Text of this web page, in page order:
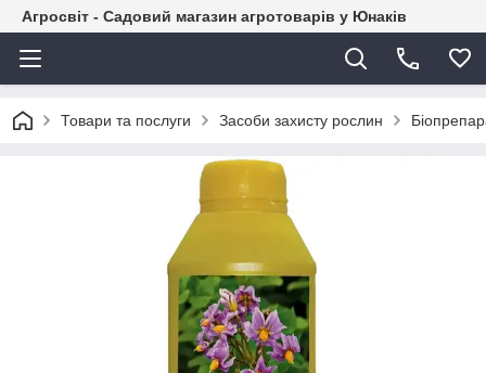
Агросвіт - Садовий магазин агротоварів у Юнаків
Товари та послуги Засоби захисту рослин